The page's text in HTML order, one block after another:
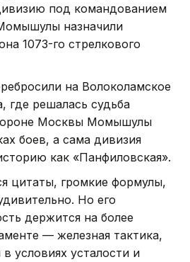
под командованием
назначили
1073-го стрелкового
на Волоколамское
где решалась судьба
Москвы Момышулы
боев, а сама дивизия
как «Панфиловская».
цитаты, громкие формулы,
Но его
держится на более
— железная тактика,
условиях усталости и